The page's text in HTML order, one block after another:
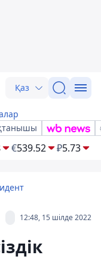
Қаз
€539.52 ₽5.73
12:48, 15 шілде 2022